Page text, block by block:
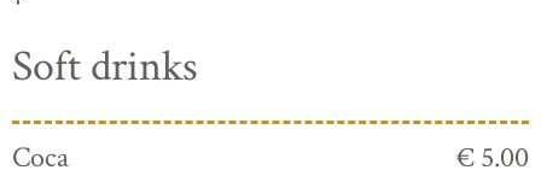
Soft drinks
Coca
€ 5.00